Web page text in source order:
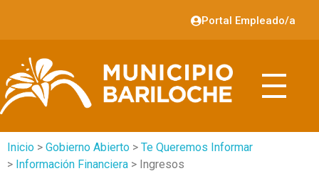
Portal Empleado/a
Inicio > Gobierno Abierto > Te Queremos Informar
> Información Financiera > Ingresos